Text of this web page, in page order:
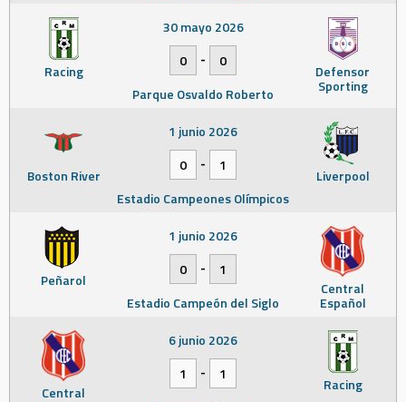
Racing Defensor
Sporting
30 mayo 2026
0
-
0
Parque Osvaldo Roberto
Boston River Liverpool
1 junio 2026
0
-
1
Estadio Campeones Olímpicos
Peñarol Central
Español
1 junio 2026
0
-
1
Estadio Campeón del Siglo
Central Racing
6 junio 2026
1
-
1